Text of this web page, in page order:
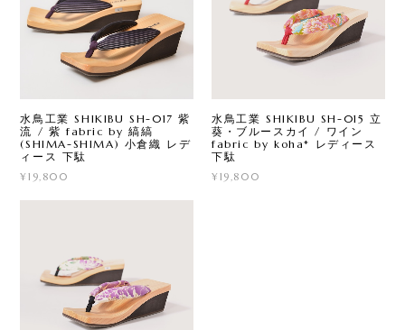
水鳥工業 SHIKIBU SH-017 紫
流 / 紫 fabric by 縞縞
(SHIMA-SHIMA) 小倉織 レデ
ィース 下駄
¥19,800
水鳥工業 SHIKIBU SH-015 立
葵・ブルースカイ / ワイン
fabric by koha* レディース
下駄
¥19,800